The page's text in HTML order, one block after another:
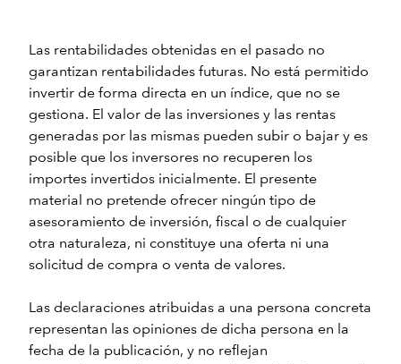
Las rentabilidades obtenidas en el pasado no
garantizan rentabilidades futuras. No está permitido
invertir de forma directa en un índice, que no se
gestiona. El valor de las inversiones y las rentas
generadas por las mismas pueden subir o bajar y es
posible que los inversores no recuperen los
importes invertidos inicialmente. El presente
material no pretende ofrecer ningún tipo de
asesoramiento de inversión, fiscal o de cualquier
otra naturaleza, ni constituye una oferta ni una
solicitud de compra o venta de valores.
Las declaraciones atribuidas a una persona concreta
representan las opiniones de dicha persona en la
fecha de la publicación, y no reflejan